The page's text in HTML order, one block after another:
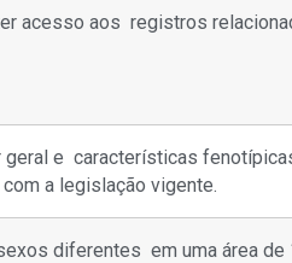
acesso aos registros
e características
a legislação vigente.
diferentes em uma área de